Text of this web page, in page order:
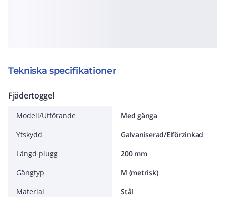
Tekniska specifikationer
Fjädertoggel
Modell/Utförande
Med gänga
Ytskydd
Galvaniserad/Elförzinkad
Längd plugg
200 mm
Gängtyp
M (metrisk)
Material
Stål